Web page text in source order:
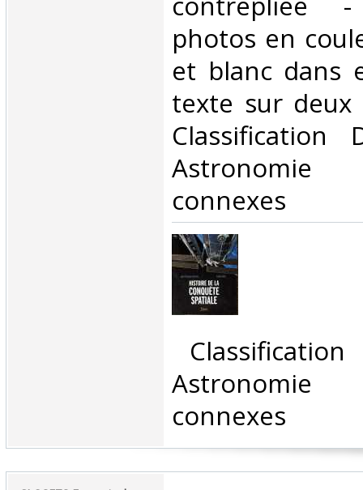
photos en
et blanc dans
texte sur deux
Classification
Astronomie
connexes‎
Astronomie
connexes‎